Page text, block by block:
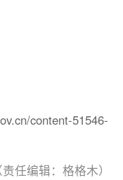
content-51546-
责任编辑：格格木）